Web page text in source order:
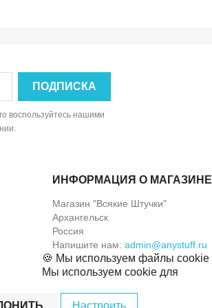
воспользуйтесь нашими
ИНФОРМАЦИЯ О МАГАЗИНЕ
Магазин "Всякие Штучки"
Архангельск
Россия
Напишите нам: admin@anystuff.ru
🍪 Мы используем файлы cookie
Мы используем cookie для
Настроить